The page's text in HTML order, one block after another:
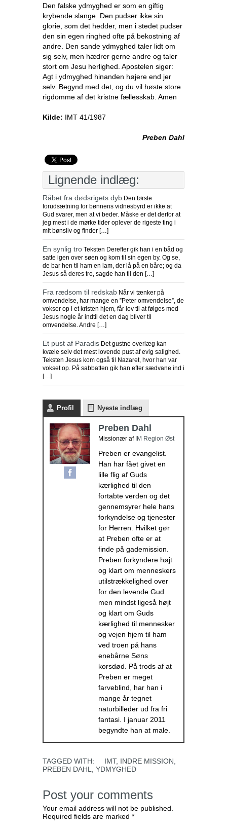
Den falske ydmyghed er som en giftig
krybende slange. Den pudser ikke sin
glorie, som det hedder, men i stedet pudser
den sin egen ringhed ofte på bekostning af
andre. Den sande ydmyghed taler lidt om
sig selv, men hædrer gerne andre og taler
stort om Jesu herlighed. Apostelen siger:
Agt i ydmyghed hinanden højere end jer
selv. Begynd med det, og du vil høste store
rigdomme af det kristne fællesskab. Amen
Kilde: IMT 41/1987
Preben Dahl
Lignende indlæg:
Råbet fra dødsrigets dyb Den første
forudsætning for bønnens vidnesbyrd er ikke at
Gud svarer, men at vi beder. Måske er det derfor at
jeg mest i de mørke tider oplever de rigeste ting i
mit bønsliv og finder […]
En synlig tro Teksten Derefter gik han i en båd og
satte igen over søen og kom til sin egen by. Og se,
de bar hen til ham en lam, der lå på en båre; og da
Jesus så deres tro, sagde han til den […]
Fra rædsom til redskab Når vi tænker på
omvendelse, har mange en ”Peter omvendelse”, de
vokser op i et kristen hjem, får lov til at følges med
Jesus nogle år indtil det en dag bliver til
omvendelse. Andre […]
Et pust af Paradis Det gustne overlæg kan
kvæle selv det mest lovende pust af evig salighed.
Teksten Jesus kom også til Nazaret, hvor han var
vokset op. På sabbatten gik han efter sædvane ind i
[…]
Profil Nyeste indlæg
Preben Dahl
Missionær af IM Region Øst
Preben er evangelist.
Han har fået givet en
lille flig af Guds
kærlighed til den
fortabte verden og det
gennemsyrer hele hans
forkyndelse og tjenester
for Herren. Hvilket gør
at Preben ofte er at
finde på gademission.
Preben forkyndere højt
og klart om menneskers
utilstrækkelighed over
for den levende Gud
men mindst ligeså højt
og klart om Guds
kærlighed til mennesker
og vejen hjem til ham
ved troen på hans
enebårne Søns
korsdød. På trods af at
Preben er meget
farveblind, har han i
mange år tegnet
naturbilleder ud fra fri
fantasi. I januar 2011
begyndte han at male.
TAGGED WITH: IMT, INDRE MISSION,
PREBEN DAHL, YDMYGHED
Post your comments
Your email address will not be published.
Required fields are marked *